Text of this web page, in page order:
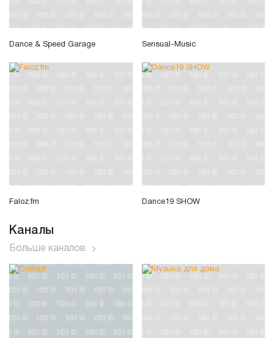
Dance & Speed Garage Sensual-Music
Faloz.fm Dance19 SHOW
Каналы
Больше каналов